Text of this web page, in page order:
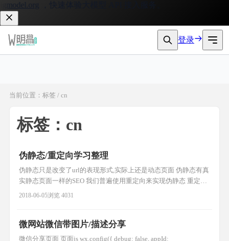
，快速体验大模型 API 接入服务。
登录
当前位置：标签 / cn
标签：cn
伪静态/重定向学习整理
伪静态只是改变了url的表现形式,实际上还是动态页面 伪静态有真
实静态页面一样的SEO 我们普遍使用重定向来实现伪静态 重定向
http协议中的3XX(主要有302/303) 例: 1.修改apache配置文件
2018-06-05浏览 4031
微网站微信带图片/描述分享
微信分享页面 页面js wx.config({ debug: false, appId: